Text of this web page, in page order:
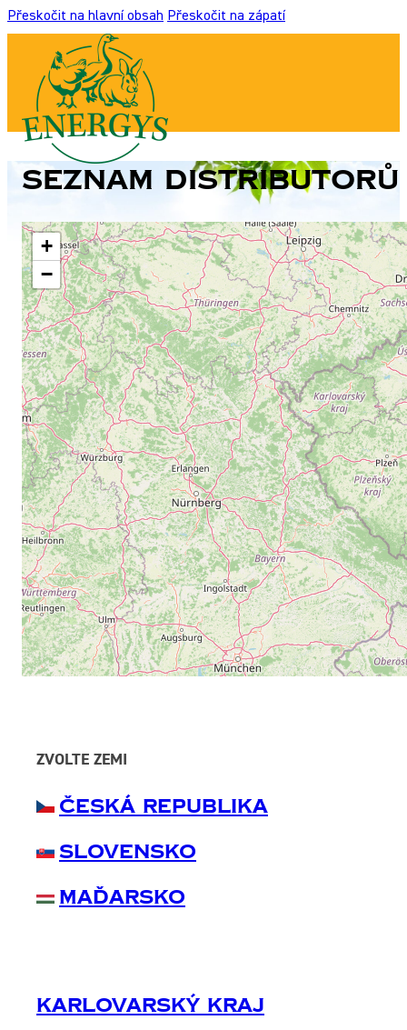
Přeskočit na hlavní obsah Přeskočit na zápatí
Seznam
+
−
ZVOLTE ZEMI
Česká Republika
Slovensko
Maďarsko
Karlovarský Kraj